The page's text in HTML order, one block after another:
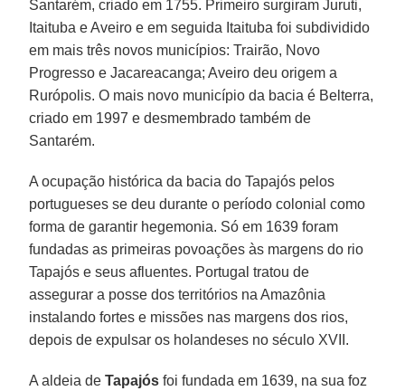
Santarém, criado em 1755. Primeiro surgiram Juruti,
Itaituba e Aveiro e em seguida Itaituba foi subdividido
em mais três novos municípios: Trairão, Novo
Progresso e Jacareacanga; Aveiro deu origem a
Rurópolis. O mais novo município da bacia é Belterra,
criado em 1997 e desmembrado também de
Santarém.
A ocupação histórica da bacia do Tapajós pelos
portugueses se deu durante o período colonial como
forma de garantir hegemonia. Só em 1639 foram
fundadas as primeiras povoações às margens do rio
Tapajós e seus afluentes. Portugal tratou de
assegurar a posse dos territórios na Amazônia
instalando fortes e missões nas margens dos rios,
depois de expulsar os holandeses no século XVII.
A aldeia deTapajós foi fundada em 1639, na sua foz